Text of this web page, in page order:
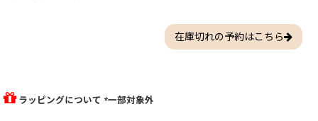
在庫切れの予約はこちら
ラッピングについて *一部対象外